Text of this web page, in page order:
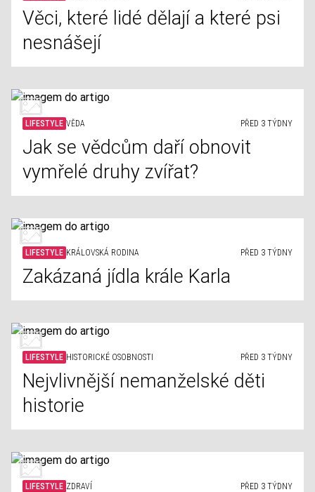
Věci, které lidé dělají a které psi
nesnášejí
LIFESTYLE VĚDA PŘED 3 TÝDNY
Jak se vědcům daří obnovit
vymřelé druhy zvířat?
LIFESTYLE KRÁLOVSKÁ RODINA PŘED 3 TÝDNY
Zakázaná jídla krále Karla
LIFESTYLE HISTORICKÉ OSOBNOSTI PŘED 3 TÝDNY
Nejvlivnější nemanželské děti
historie
LIFESTYLE ZDRAVÍ PŘED 3 TÝDNY